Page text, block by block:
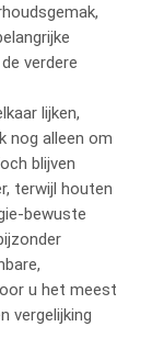
verdere
lijken,
nog alleen om
blijven
terwijl houten
bewuste
u het meest
vergelijking